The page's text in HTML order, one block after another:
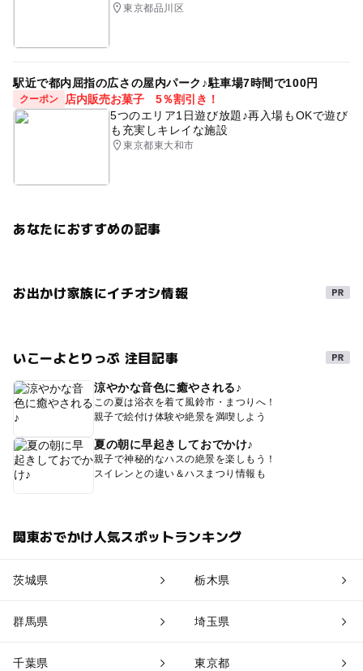
東京都品川区
駅近で都内屈指の広さの屋内パーク♪駐車場7時間で100円
クーポン
店内販売お菓子 5％割引き！
5つのエリア1日遊び放題♪再入場もOKで遊び
も充実しキレイな施設
東京都東大和市
あなたにおすすめの記事
お出かけ家族にイチオシ情報
いこーよとりっぷ 注目記事
涼やかな音色に癒やされる♪
この夏は浴衣を着て風鈴市・まつりへ！
親子で絵付け体験や絶景を満喫しよう
夏の朝に早起きしておでかけ♪
親子で神秘的なハスの絶景を楽しもう！
スイレンとの違い＆ハスまつり情報も
関東おでかけ人気スポットランキング
茨城県 栃木県
群馬県 埼玉県
千葉県 東京都